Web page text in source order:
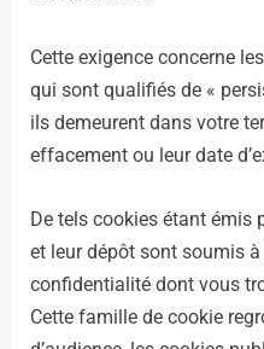
Cette exigence concerne
qui sont qualifiés de «
ils demeurent dans votre
effacement ou leur date
De tels cookies étant émis
et leur dépôt sont soumis
confidentialité dont vous
Cette famille de cookie